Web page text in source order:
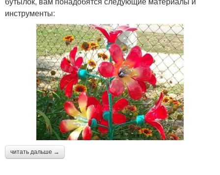
инструменты:
читать дальше →